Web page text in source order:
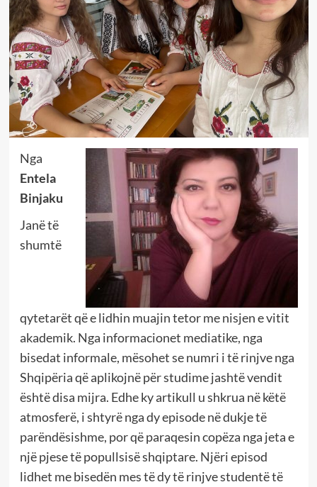
Nga
Entela
Binjaku
Janë të
shumtë
qytetarët që e lidhin muajin tetor me nisjen e vitit
akademik. Nga informacionet mediatike, nga
bisedat informale, mësohet se numri i të rinjve nga
Shqipëria që aplikojnë për studime jashtë vendit
është disa mijra. Edhe ky artikull u shkrua në këtë
atmosferë, i shtyrë nga dy episode në dukje të
parëndësishme, por që paraqesin copëza nga jeta e
një pjese të popullsisë shqiptare. Njëri episod
lidhet me bisedën mes të dy të rinjve studentë të